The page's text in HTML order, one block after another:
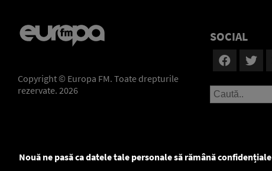
Copyright © Europa FM. Toate drepturile
rezervate. 2026
SOCIAL
Nouă ne pasă ca datele tale personale să rămână confidențiale